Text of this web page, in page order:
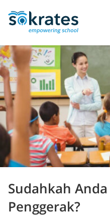
Sudahkah
Penggerak?